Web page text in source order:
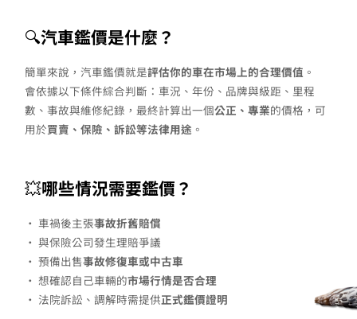
🔍汽車鑑價是什麼？
簡單來說，汽車鑑價就是評估你的車在市場上的合理價值 。
會依據以下條件綜合判斷：車況、年份、品牌與級距、里程
數、事故與維修紀錄，最終計算出一個公正、專業的價格，可
用於買賣、保險、訴訟等法律用途 。
💥哪些情況需要鑑價？
• 車禍後主張事故折舊賠償
• 與保險公司發生理賠爭議
• 預備出售事故修復車或中古車
• 想確認自己車輛的市場行情是否合理
• 法院訴訟、調解時需提供正式鑑價證明